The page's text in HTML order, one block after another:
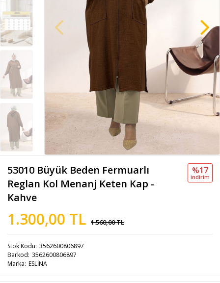
53010 Büyük Beden Fermuarlı
Reglan Kol Menanj Keten Kap -
Kahve
1.300,00 TL 1.560,00 TL
%17
i̇ndi̇ri̇m
Stok Kodu 3562600806897
Barkod 3562600806897
Marka ESLİNA